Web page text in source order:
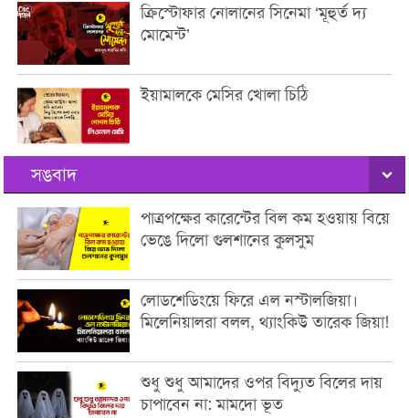
ক্রিস্টোফার নোলানের সিনেমা ‘মূহুর্ত দ্য
মোমেন্ট’
ইয়ামালকে মেসির খোলা চিঠি
সঙবাদ
পাত্রপক্ষের কারেন্টের বিল কম হওয়ায় বিয়ে
ভেঙে দিলো গুলশানের কুলসুম
লোডশেডিংয়ে ফিরে এল নস্টালজিয়া।
মিলেনিয়ালরা বলল, থ্যাংকিউ তারেক জিয়া!
শুধু শুধু আমাদের ওপর বিদ্যুত বিলের দায়
চাপাবেন না: মামদো ভূত